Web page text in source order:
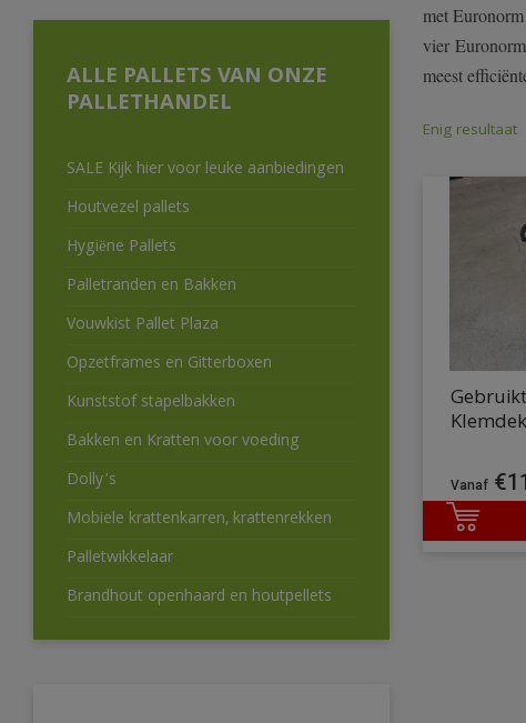
ALLE PALLETS VAN ONZE
PALLETHANDEL
SALE Kijk hier voor leuke aanbiedingen
Houtvezel pallets
Hygiëne Pallets
Palletranden en Bakken
Vouwkist Pallet Plaza
Opzetframes en Gitterboxen
Kunststof stapelbakken
Bakken en Kratten voor voeding
Dolly’s
Mobiele krattenkarren, krattenrekken
Palletwikkelaar
Brandhout openhaard en houtpellets
met
vier
meest
Enig resultaat
€